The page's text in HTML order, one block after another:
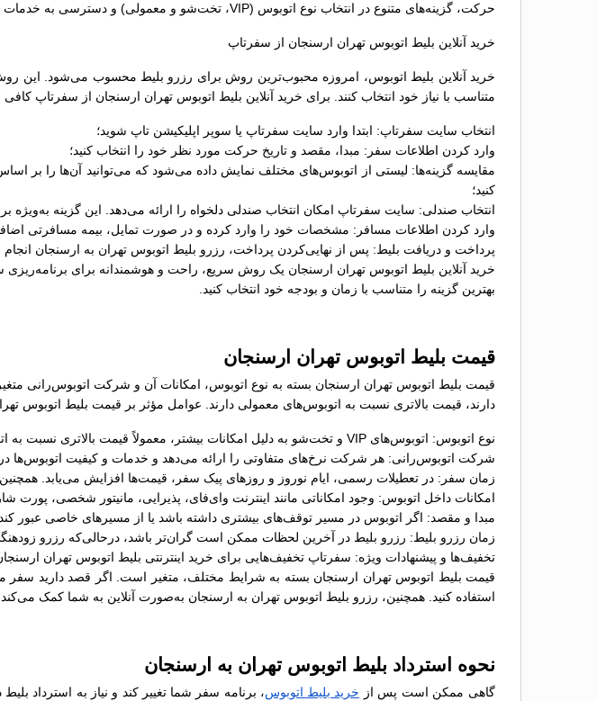
حرکت، گزینه‌های متنوع در انتخاب نوع اتوبوس (VIP، تخت‌شو و معمولی) و دسترسی به خدمات پشتیبانی، تجربه‌ای راحت و بدون استرس را برای مسافران فراهم می‌کند.
خرید آنلاین بلیط اتوبوس تهران ارسنجان از سفرتاپ
خرید آنلاین بلیط اتوبوس، امروزه محبوب‌ترین روش برای رزرو بلیط محسوب می‌شود. این
متناسب با نیاز خود انتخاب کنند. برای خرید آنلاین بلیط اتوبوس تهران ارسنجان از سفرتاپ
انتخاب سایت سفرتاپ: ابتدا وارد سایت سفرتاپ یا سوپر اپلیکیشن تاپ شوید؛
وارد کردن اطلاعات سفر: مبدا، مقصد و تاریخ حرکت مورد نظر خود را انتخاب کنید؛
کنید؛
انتخاب صندلی: سایت سفرتاپ امکان انتخاب صندلی دلخواه را ارائه می‌دهد. این گزینه به‌ویژه
وارد کردن اطلاعات مسافر: مشخصات خود را وارد کرده و در صورت تمایل، بیمه مسافرتی
پرداخت و دریافت بلیط: پس از نهایی‌کردن پرداخت، رزرو بلیط اتوبوس تهران به ارسنجان
خرید آنلاین بلیط اتوبوس تهران ارسنجان یک روش سریع، راحت و هوشمندانه برای
بهترین گزینه را متناسب با زمان و بودجه خود انتخاب کنید.
قیمت بلیط اتوبوس تهران ارسنجان
دارند، قیمت بالاتری نسبت به اتوبوس‌های معمولی دارند. عوامل مؤثر بر قیمت بلیط اتوبوس
نوع اتوبوس: اتوبوس‌های VIP و تخت‌شو به دلیل امکانات بیشتر، معمولاً قیمت بالاتری نسبت به اتوبوس‌های معمولی دارند؛
شرکت اتوبوس‌رانی: هر شرکت نرخ‌های متفاوتی را ارائه می‌دهد و خدمات و کیفیت اتوبوس‌ها
زمان سفر: در تعطیلات رسمی، ایام نوروز و روزهای پیک سفر، قیمت‌ها افزایش می‌یابد.
امکانات داخل اتوبوس: وجود امکاناتی مانند اینترنت وای‌فای، پذیرایی، مانیتور شخصی،
مبدا و مقصد: اگر اتوبوس در مسیر توقف‌های بیشتری داشته باشد یا از مسیرهای خاصی عبور
زمان رزرو بلیط: رزرو بلیط در آخرین لحظات ممکن است گران‌تر باشد، درحالی‌که رزرو
تخفیف‌ها و پیشنهادات ویژه: سفرتاپ تخفیف‌هایی برای خرید اینترنتی بلیط اتوبوس تهران
قیمت بلیط اتوبوس تهران ارسنجان بسته به شرایط مختلف، متغیر است. اگر قصد دارید
استفاده کنید. همچنین، رزرو بلیط اتوبوس تهران به ارسنجان به‌صورت آنلاین به شما کمک
نحوه استرداد بلیط اتوبوس تهران به ارسنجان
گاهی ممکن است پس از خرید بلیط اتوبوس، برنامه سفر شما تغییر کند و نیاز به استرداد